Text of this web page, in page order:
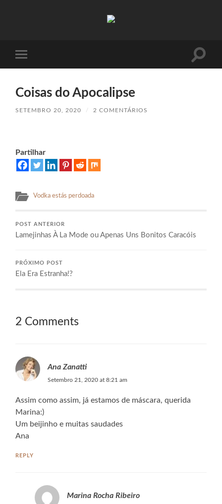
mobile
Toggle
Coisas do Apocalipse
SETEMBRO 20, 2020 / 2 COMENTÁRIOS
Partilhar
Vodka estás perdoada
POST ANTERIOR
Lamejinhas À La Mode ou Apenas Uns Bonitos Caracóis
PRÓXIMO POST
Ela Era Estranha!?
2 Comments
Ana Zanatti
Setembro 21, 2020 at 8:21 am
Assim como assim, já estamos de máscara, querida
Marina:)
Um beijinho e muitas saudades
Ana
REPLY
Marina Rocha Ribeiro